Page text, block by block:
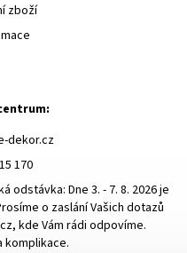
zboží
dekor.cz
170
odstávka: Dne 3. - 7. 8. 2026 je
o zaslání Vašich dotazů
kde Vám rádi odpovíme.
komplikace.